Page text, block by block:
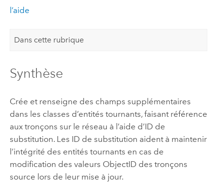
l’aide
Dans cette rubrique
Synthèse
Crée et renseigne des champs supplémentaires
dans les classes d’entités tournants, faisant référence
aux tronçons sur le réseau à l’aide d’ID de
substitution. Les ID de substitution aident à maintenir
l’intégrité des entités tournants en cas de
modification des valeurs ObjectID des tronçons
source lors de leur mise à jour.